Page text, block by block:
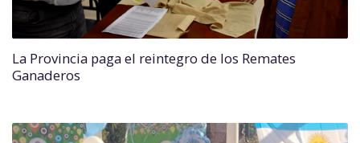
La Provincia paga el reintegro de los Remates
Ganaderos